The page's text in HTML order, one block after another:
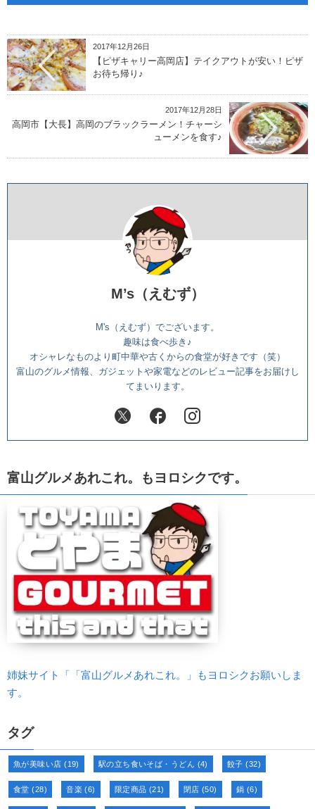
2017年12月26日
【ピザキャリー高岡店】テイクアウトが安い！ピザ
お待ち帰り♪
2017年12月28日
高岡市【大長】高岡のブラックラーメン！チャーシ
ューメンを食す♪
M’s（えむず）
M's（えむず）でございます。
趣味は食べ歩き♪
オシャレなものより町中華や古くからの食堂が好きです（笑）
富山のグルメ情報、ガジェットや家電などのレビュー記事をお届けし
てまいります。
富山グルメあれこれ。もヨロシクです。
姉妹サイト「「富山グルメあれこれ。」もヨロシクお願いしま
す。
タグ
魚が美味い店 (19) 駅の立ち食いそば・うどん (4) 餃子 (32)
食堂 (28) 音楽 (6) 限定商品 (21) 閉店 (50) 鍋 (6)